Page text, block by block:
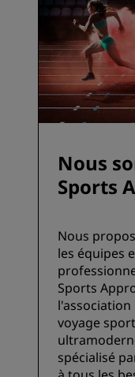
Nous
Sports
Nous
les équipes
Sports
voyage
spécialisé